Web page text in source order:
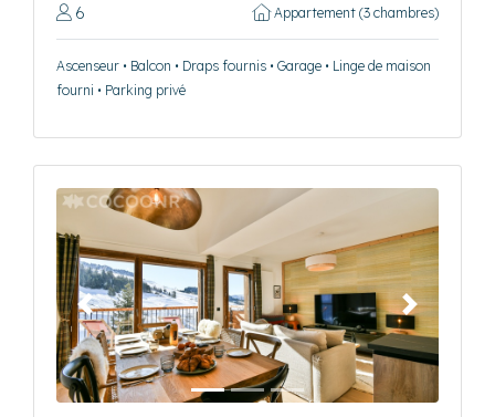
6 Appartement (3 chambres)
Ascenseur • Balcon • Draps fournis • Garage • Linge de maison
fourni • Parking privé
Précédent Suivant